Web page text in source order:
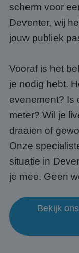
scherm voor
Deventer, wij
jouw publiek
Vooraf is het
je nodig hebt.
evenement? Is
meter? Wil je
draaien of
Onze
situatie in
je mee. Geen
Bekijk